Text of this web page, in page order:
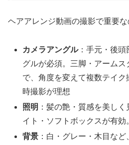
ヘアアレンジ動画の撮影で重要な
カメラアングル：手元・後頭
グルが必須。三脚・アームス
で、角度を変えて複数テイク
時撮影が理想
照明 ：髪の艶・質感を美し
イト・ソフトボックスが有効
背景 ：白・グレー・木目な